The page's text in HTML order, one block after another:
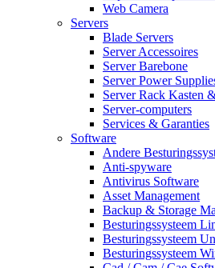
Web Camera
Servers
Blade Servers
Server Accessoires
Server Barebone
Server Power
Server Rack Kasten
Server-computers
Services & Garanties
Software
Andere
Anti-spyware
Antivirus Software
Asset Management
Backup & Storage
Besturingssysteem
Besturingssysteem
Besturingssysteem